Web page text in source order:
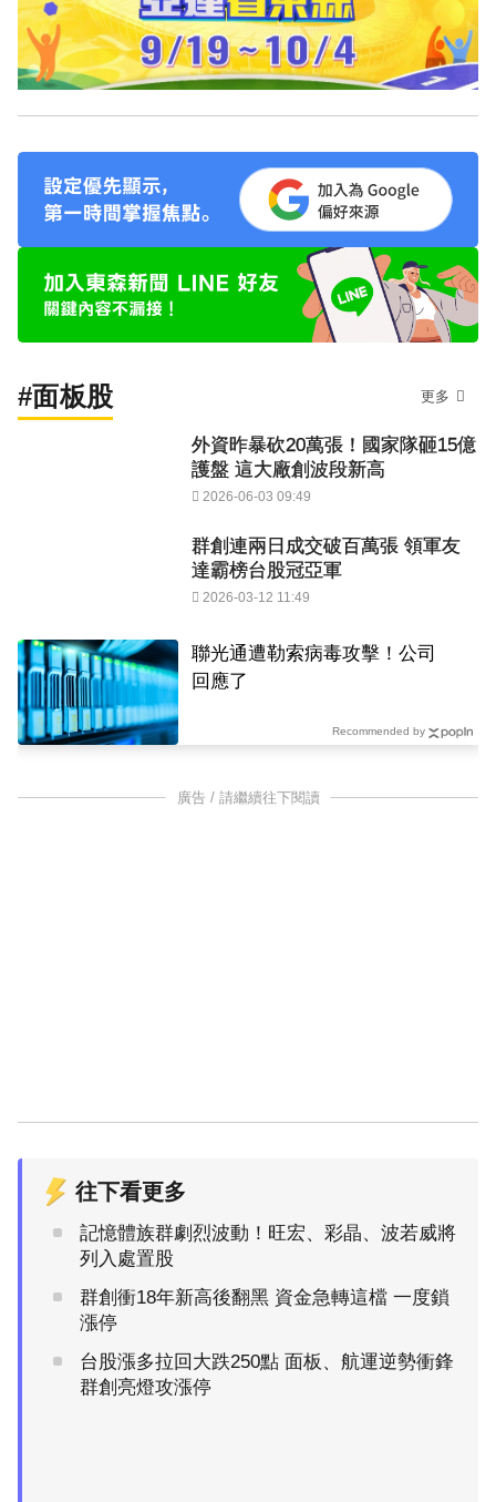
#面板股 更多
外資昨暴砍20萬張！國家隊砸15億
護盤 這大廠創波段新高
2026-06-03 09:49
群創連兩日成交破百萬張 領軍友
達霸榜台股冠亞軍
2026-03-12 11:49
聯光通遭勒索病毒攻擊！公司
回應了
Recommended by
廣告 / 請繼續往下閱讀
往下看更多
記憶體族群劇烈波動！旺宏、彩晶、波若威將
列入處置股
群創衝18年新高後翻黑 資金急轉這檔 一度鎖
漲停
台股漲多拉回大跌250點 面板、航運逆勢衝鋒
群創亮燈攻漲停